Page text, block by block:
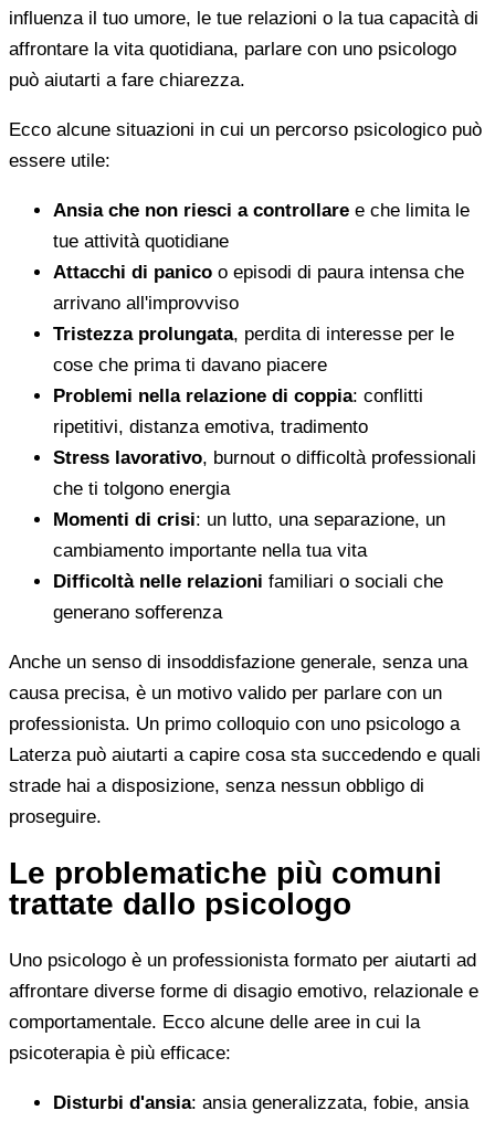
influenza il tuo umore, le tue relazioni o la tua capacità di
affrontare la vita quotidiana, parlare con uno psicologo
può aiutarti a fare chiarezza.
Ecco alcune situazioni in cui un percorso psicologico può
essere utile:
Ansia che non riesci a controllare e che limita le
tue attività quotidiane
Attacchi di panico o episodi di paura intensa che
arrivano all'improvviso
Tristezza prolungata, perdita di interesse per le
cose che prima ti davano piacere
Problemi nella relazione di coppia: conflitti
ripetitivi, distanza emotiva, tradimento
Stress lavorativo, burnout o difficoltà professionali
che ti tolgono energia
Momenti di crisi: un lutto, una separazione, un
cambiamento importante nella tua vita
Difficoltà nelle relazioni familiari o sociali che
generano sofferenza
Anche un senso di insoddisfazione generale, senza una
causa precisa, è un motivo valido per parlare con un
professionista. Un primo colloquio con uno psicologo a
Laterza può aiutarti a capire cosa sta succedendo e quali
strade hai a disposizione, senza nessun obbligo di
proseguire.
Le problematiche più comuni
trattate dallo psicologo
Uno psicologo è un professionista formato per aiutarti ad
affrontare diverse forme di disagio emotivo, relazionale e
comportamentale. Ecco alcune delle aree in cui la
psicoterapia è più efficace:
Disturbi d'ansia: ansia generalizzata, fobie, ansia